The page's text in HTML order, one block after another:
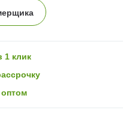
1 клик